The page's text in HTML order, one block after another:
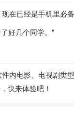
在已经是手机里必
好几个同学。”
内电影、电视剧类
快来体验吧！